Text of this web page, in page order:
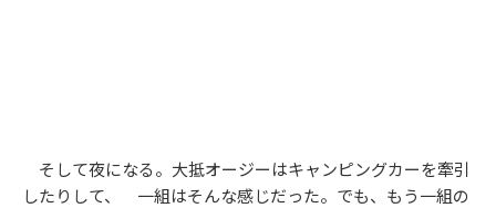
そして夜になる。大抵オージーはキャンピングカーを牽引
したりして、 一組はそんな感じだった。でも、もう一組の